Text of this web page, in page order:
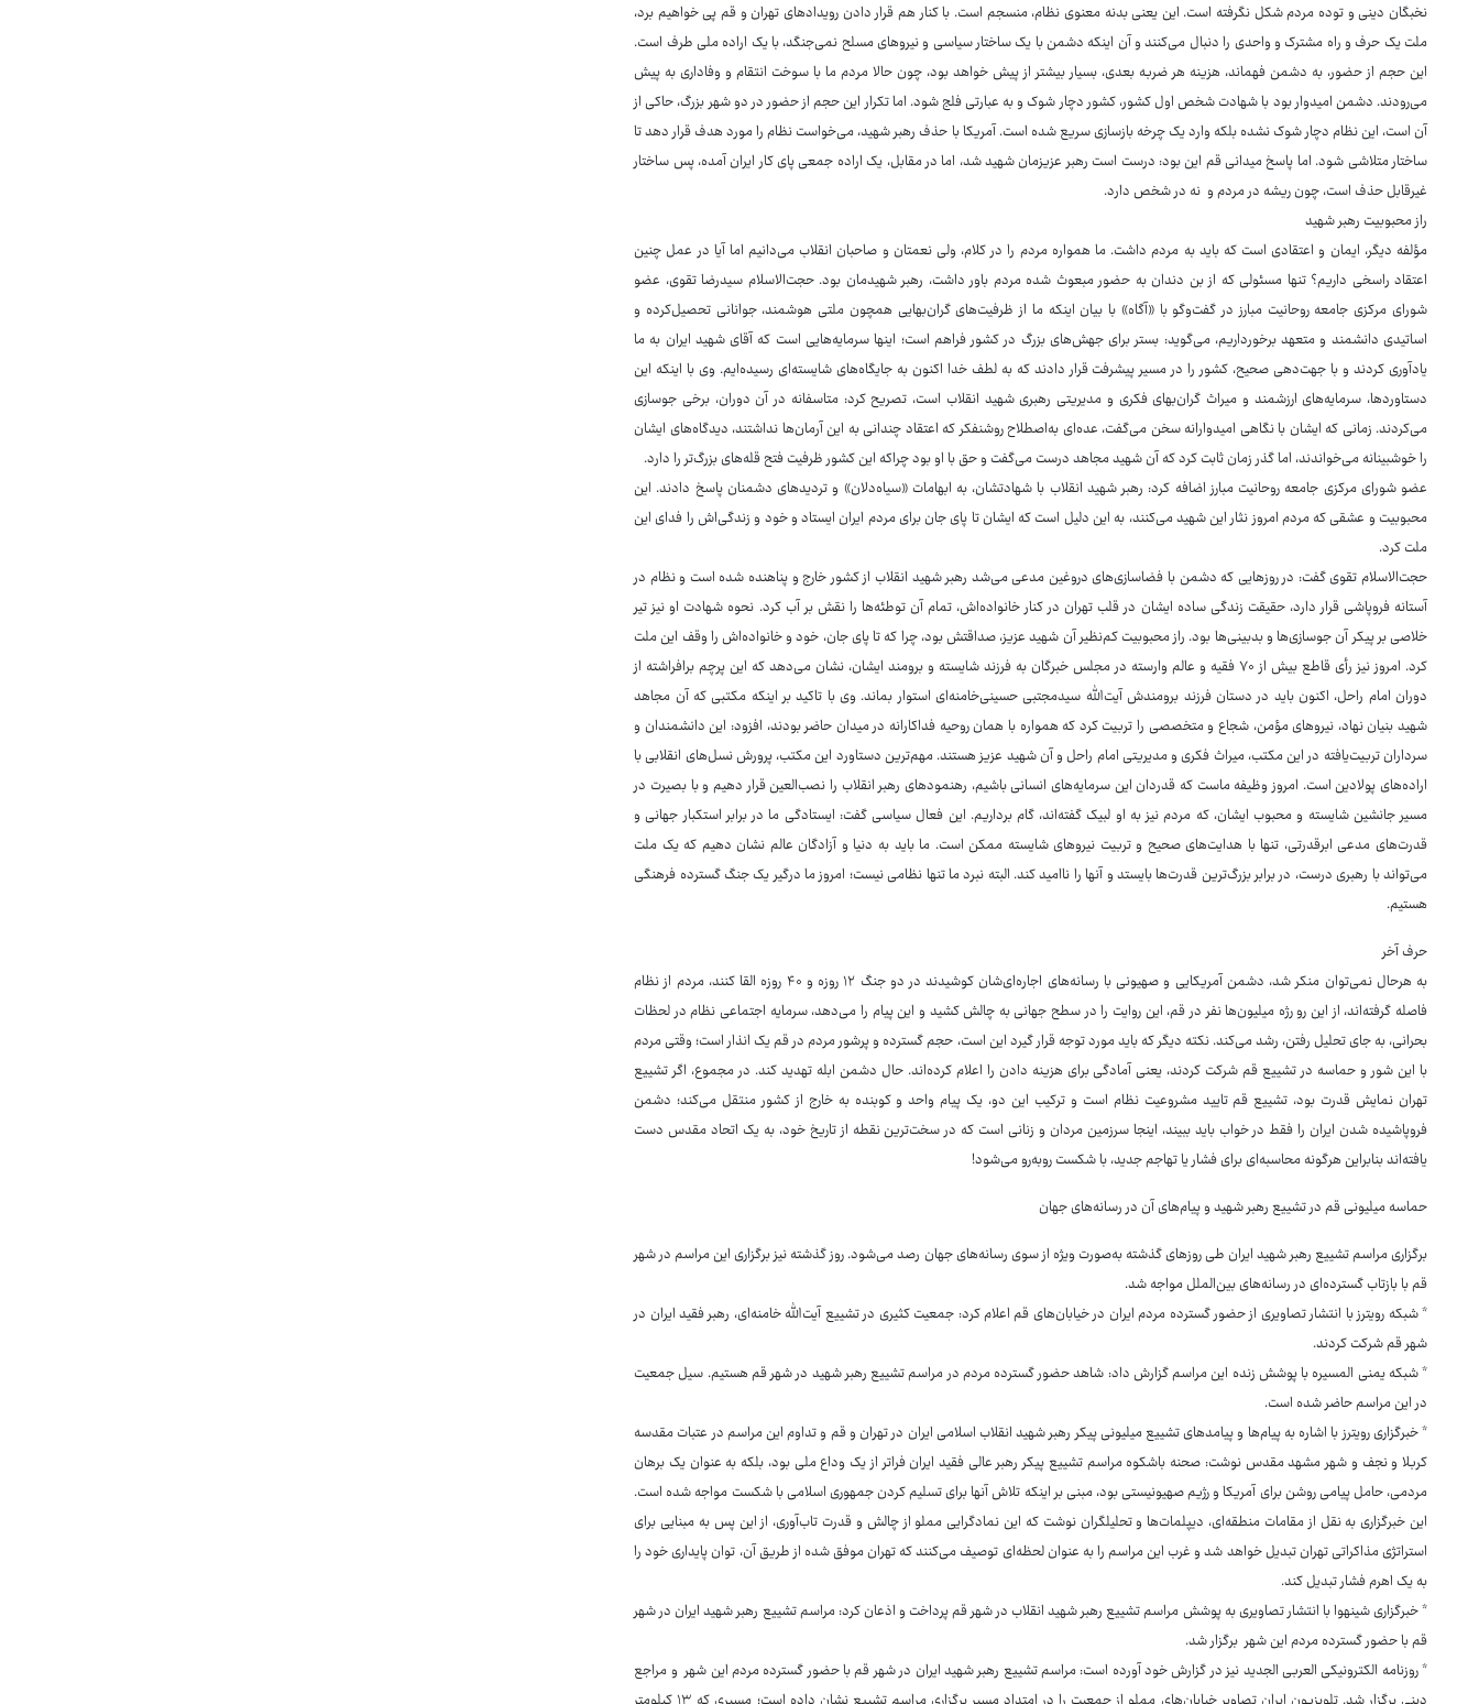
نخبگان دینی و توده مردم شکل نگرفته است. این یعنی بدنه معنوی نظام، منسجم است. با کنار هم قرار دادن رویدادهای تهران و قم پی خواهیم برد،
ملت یک حرف و راه مشترک و واحدی را دنبال می‌کنند و آن اینکه دشمن با یک ساختار سیاسی و نیروهای مسلح نمی‌جنگد، با یک اراده ملی طرف است.
این حجم از حضور، به دشمن فهماند، هزینه هر ضربه بعدی، بسیار بیشتر از پیش خواهد بود، چون حالا مردم ما با سوخت انتقام و وفاداری به پیش
می‌رودند. دشمن امیدوار بود با شهادت شخص اول کشور، کشور دچار شوک و به عبارتی فلج شود. اما تکرار این حجم از حضور در دو شهر بزرگ، حاکی از
آن است، این نظام دچار شوک نشده بلکه وارد یک چرخه بازسازی سریع شده است. آمریکا با حذف رهبر شهید، می‌خواست نظام را مورد هدف قرار دهد تا
ساختار متلاشی شود. اما پاسخ میدانی قم این بود: درست است رهبر عزیزمان شهید شد، اما در مقابل، یک اراده جمعی پای کار ایران آمده، پس ساختار
غیرقابل حذف است، چون ریشه در مردم و نه در شخص دارد.
راز محبوبیت رهبر شهید
مؤلفه دیگر، ایمان و اعتقادی است که باید به مردم داشت. ما همواره مردم را در کلام، ولی نعمتان و صاحبان انقلاب می‌دانیم اما آیا در عمل چنین
اعتقاد راسخی داریم؟ تنها مسئولی که از بن دندان به حضور مبعوث شده مردم باور داشت، رهبر شهیدمان بود. حجت‌الاسلام سیدرضا تقوی، عضو
شورای مرکزی جامعه روحانیت مبارز در گفت‌وگو با «آگاه» با بیان اینکه ما از ظرفیت‌های گران‌بهایی همچون ملتی هوشمند، جوانانی تحصیل‌کرده و
اساتیدی دانشمند و متعهد برخورداریم، می‌گوید: بستر برای جهش‌های بزرگ در کشور فراهم است؛ اینها سرمایه‌هایی است که آقای شهید ایران به ما
یادآوری کردند و با جهت‌دهی صحیح، کشور را در مسیر پیشرفت قرار دادند که به لطف خدا اکنون به جایگاه‌های شایسته‌ای رسیده‌ایم. وی با اینکه این
دستاوردها، سرمایه‌های ارزشمند و میراث گران‌بهای فکری و مدیریتی رهبری شهید انقلاب است، تصریح کرد: متاسفانه در آن دوران، برخی جوسازی
می‌کردند. زمانی که ایشان با نگاهی امیدوارانه سخن می‌گفت، عده‌ای به‌اصطلاح روشنفکر که اعتقاد چندانی به این آرمان‌ها نداشتند، دیدگاه‌های ایشان
را خوشبینانه می‌خواندند، اما گذر زمان ثابت کرد که آن شهید مجاهد درست می‌گفت و حق با او بود چراکه این کشور ظرفیت فتح قله‌های بزرگ‌تر را دارد.
عضو شورای مرکزی جامعه روحانیت مبارز اضافه کرد: رهبر شهید انقلاب با شهادتشان، به ابهامات «سیاه‌دلان» و تردیدهای دشمنان پاسخ دادند. این
محبوبیت و عشقی که مردم امروز نثار این شهید می‌کنند، به این دلیل است که ایشان تا پای جان برای مردم ایران ایستاد و خود و زندگی‌اش را فدای این
ملت کرد.
حجت‌الاسلام تقوی گفت: در روزهایی که دشمن با فضاسازی‌های دروغین مدعی می‌شد رهبر شهید انقلاب از کشور خارج و پناهنده شده است و نظام در
آستانه فروپاشی قرار دارد، حقیقت زندگی ساده ایشان در قلب تهران در کنار خانواده‌اش، تمام آن توطئه‌ها را نقش بر آب کرد. نحوه شهادت او نیز تیر
خلاصی بر پیکر آن جوسازی‌ها و بدبینی‌ها بود. راز محبوبیت کم‌نظیر آن شهید عزیز، صداقتش بود، چرا که تا پای جان، خود و خانواده‌اش را وقف این ملت
کرد. امروز نیز رأی قاطع بیش از ۷۰ فقیه و عالم وارسته در مجلس خبرگان به فرزند شایسته و برومند ایشان، نشان می‌دهد که این پرچم برافراشته از
دوران امام راحل، اکنون باید در دستان فرزند برومندش آیت‌الله سیدمجتبی حسینی‌خامنه‌ای استوار بماند. وی با تاکید بر اینکه مکتبی که آن مجاهد
شهید بنیان نهاد، نیروهای مؤمن، شجاع و متخصصی را تربیت کرد که همواره با همان روحیه فداکارانه در میدان حاضر بودند، افزود: این دانشمندان و
سرداران تربیت‌یافته در این مکتب، میراث فکری و مدیریتی امام راحل و آن شهید عزیز هستند. مهم‌ترین دستاورد این مکتب، پرورش نسل‌های انقلابی با
اراده‌های پولادین است. امروز وظیفه ماست که قدردان این سرمایه‌های انسانی باشیم، رهنمودهای رهبر انقلاب را نصب‌العین قرار دهیم و با بصیرت در
مسیر جانشین شایسته و محبوب ایشان، که مردم نیز به او لبیک گفته‌اند، گام برداریم. این فعال سیاسی گفت: ایستادگی ما در برابر استکبار جهانی و
قدرت‌های مدعی ابرقدرتی، تنها با هدایت‌های صحیح و تربیت نیروهای شایسته ممکن است. ما باید به دنیا و آزادگان عالم نشان دهیم که یک ملت
می‌تواند با رهبری درست، در برابر بزرگ‌ترین قدرت‌ها بایستد و آنها را ناامید کند. البته نبرد ما تنها نظامی نیست؛ امروز ما درگیر یک جنگ گسترده فرهنگی
هستیم.
حرف آخر
به هرحال نمی‌توان منکر شد، دشمن آمریکایی و صهیونی با رسانه‌های اجاره‌ای‌شان کوشیدند در دو جنگ ۱۲ روزه و ۴۰ روزه القا کنند، مردم از نظام
فاصله گرفته‌اند، از این رو رژه میلیون‌ها نفر در قم، این روایت را در سطح جهانی به چالش کشید و این پیام را می‌دهد، سرمایه اجتماعی نظام در لحظات
بحرانی، به جای تحلیل رفتن، رشد می‌کند. نکته دیگر که باید مورد توجه قرار گیرد این است، حجم گسترده و پرشور مردم در قم یک انذار است؛ وقتی مردم
با این شور و حماسه در تشییع قم شرکت کردند، یعنی آمادگی برای هزینه دادن را اعلام کرده‌اند. حال دشمن ابله تهدید کند. در مجموع، اگر تشییع
تهران نمایش قدرت بود، تشییع قم تایید مشروعیت نظام است و ترکیب این دو، یک پیام واحد و کوبنده به خارج از کشور منتقل می‌کند؛ دشمن
فروپاشیده شدن ایران را فقط در خواب باید ببیند، اینجا سرزمین مردان و زنانی است که در سخت‌ترین نقطه از تاریخ خود، به یک اتحاد مقدس دست
یافته‌اند بنابراین هرگونه محاسبه‌ای برای فشار یا تهاجم جدید، با شکست روبه‌رو می‌شود!
حماسه میلیونی قم در تشییع رهبر شهید و پیام‌های آن در رسانه‌های جهان
برگزاری مراسم تشییع رهبر شهید ایران طی روزهای گذشته به‌صورت ویژه از سوی رسانه‌های جهان رصد می‌شود. روز گذشته نیز برگزاری این مراسم در شهر
قم با بازتاب گسترده‌ای در رسانه‌های بین‌الملل مواجه شد.
* شبکه رویترز با انتشار تصاویری از حضور گسترده مردم ایران در خیابان‌های قم اعلام کرد: جمعیت کثیری در تشییع آیت‌الله خامنه‌ای، رهبر فقید ایران در
شهر قم شرکت کردند.
* شبکه یمنی المسیره با پوشش زنده این مراسم گزارش داد: شاهد حضور گسترده مردم در مراسم تشییع رهبر شهید در شهر قم هستیم. سیل جمعیت
در این مراسم حاضر شده است.
* خبرگزاری رویترز با اشاره به پیام‌ها و پیامدهای تشییع میلیونی پیکر رهبر شهید انقلاب اسلامی ایران در تهران و قم و تداوم این مراسم در عتبات مقدسه
کربلا و نجف و شهر مشهد مقدس نوشت: صحنه باشکوه مراسم تشییع پیکر رهبر عالی فقید ایران فراتر از یک وداع ملی بود، بلکه به عنوان یک برهان
مردمی، حامل پیامی روشن برای آمریکا و رژیم صهیونیستی بود، مبنی بر اینکه تلاش آنها برای تسلیم کردن جمهوری اسلامی با شکست مواجه شده است.
این خبرگزاری به نقل از مقامات منطقه‌ای، دیپلمات‌ها و تحلیلگران نوشت که این نمادگرایی مملو از چالش و قدرت تاب‌آوری، از این پس به مبنایی برای
استراتژی مذاکراتی تهران تبدیل خواهد شد و غرب این مراسم را به عنوان لحظه‌ای توصیف می‌کنند که تهران موفق شده از طریق آن، توان پایداری خود را
به یک اهرم فشار تبدیل کند.
* خبرگزاری شینهوا با انتشار تصاویری به پوشش مراسم تشییع رهبر شهید انقلاب در شهر قم پرداخت و اذعان کرد: مراسم تشییع رهبر شهید ایران در شهر
قم با حضور گسترده مردم این شهر برگزار شد.
* روزنامه الکترونیکی العربی الجدید نیز در گزارش خود آورده است: مراسم تشییع رهبر شهید ایران در شهر قم با حضور گسترده مردم این شهر و مراجع